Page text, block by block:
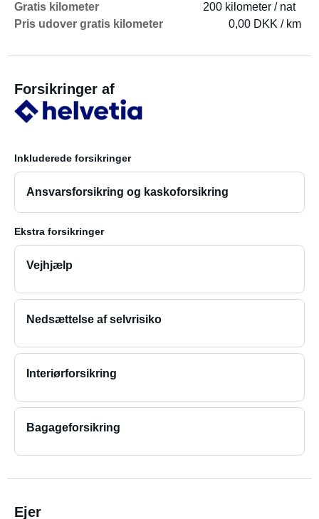
Gratis kilometer
200 kilometer / nat
Pris udover gratis kilometer
0,00 DKK / km
Forsikringer af
Inkluderede forsikringer
Ansvarsforsikring og kaskoforsikring
Ekstra forsikringer
Vejhjælp
Nedsættelse af selvrisiko
Interiørforsikring
Bagageforsikring
Ejer